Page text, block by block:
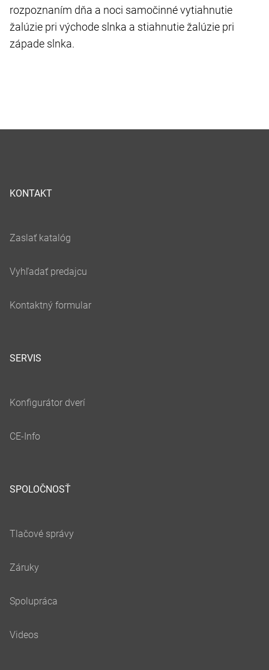
rozpoznaním dňa a noci samočinné vytiahnutie
žalúzie pri východe slnka a stiahnutie žalúzie pri
západe slnka.
KONTAKT
SERVIS
SPOLOČNOSŤ